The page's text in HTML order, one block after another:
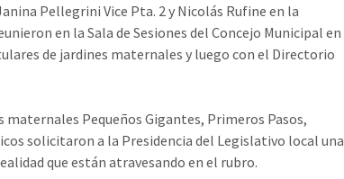
Pellegrini Vice Pta. 2 y Nicolás Rufine en la
en la Sala de Sesiones del Concejo Municipal en
de jardines maternales y luego con el Directorio
maternales Pequeños Gigantes, Primeros Pasos,
solicitaron a la Presidencia del Legislativo local una
que están atravesando en el rubro.